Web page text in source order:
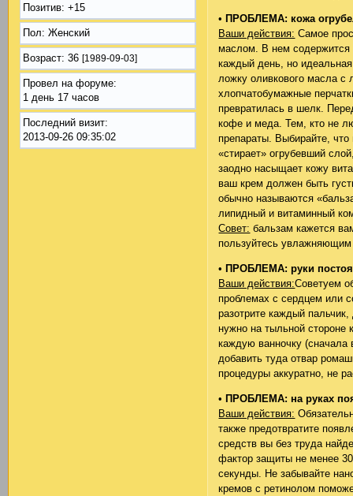
Позитив: +15
Пол: Женский
Возраст: 36[1989-09-03]
Провел на форуме:
1 день 17 часов
Последний визит:
2013-09-26 09:35:02
• ПРОБЛЕМА: кожа
Ваши действия: Самое
маслом. В нем содержится
каждый день, но
ложку оливкового масла с
хлопчатобумажные
превратилась в шелк.
кофе и меда. Тем, кто не
препараты. Выбирайте, что
«стирает» огрубевший
заодно насыщает кожу
ваш крем должен быть
обычно называются
липидный и витаминный
Совет: бальзам кажется
пользуйтесь
• ПРОБЛЕМА: руки
Ваши действия:Советуем
проблемах с сердцем или
разотрите каждый
нужно на тыльной стороне
каждую ванночку
добавить туда отвар
процедуры аккуратно, не
• ПРОБЛЕМА: на руках
Ваши действия:
также предотвратите
средств вы без труда
фактор защиты не менее 30
секунды. Не забывайте
кремов с ретинолом